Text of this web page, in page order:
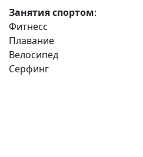
Занятия спортом:
Фитнесс
Плавание
Велосипед
Серфинг